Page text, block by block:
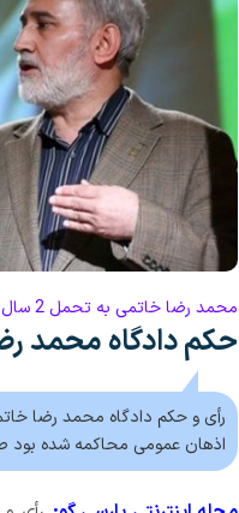
محمد رضا خاتمی به تحمل 2 سال حبس تعزیری محکوم شد!
حکم دادگاه محمد
رأی و حکم دادگاه محمد رضا
اذهان عمومی محاکمه شده بود